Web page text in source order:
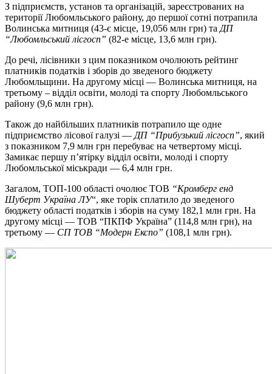
З підприємств, установ та організацій, зареєстрованих на
території Любомльського району, до першої сотні потрапила
Волинська митниця (43-є місце, 19,056 млн грн) та ДП
“Любомльський лісгосп” (82-е місце, 13,6 млн грн).
До речі, лісівники з цим показником очолюють рейтинг
платників податків і зборів до зведеного бюджету
Любомльщини. На другому місці — Волинська митниця, на
третьому – відділ освіти, молоді та спорту Любомльського
району (9,6 млн грн).
Також до найбільших платників потрапило ще одне
підприємство лісової галузі — ДП “Прибузький лісгосп”, який
з показником 7,9 млн грн перебуває на четвертому місці.
Замикає першу п’ятірку відділ освіти, молоді і спорту
Любомльської міськради — 6,4 млн грн.
Загалом, ТОП-100 області очолює ТОВ “Кромберг енд
Шуберт Україна ЛУ“, яке торік сплатило до зведеного
бюджету області податків і зборів на суму 182,1 млн грн. На
другому місці — ТОВ “ПКПФ Україна” (114,8 млн грн), на
третьому — СП ТОВ “Модерн Експо” (108,1 млн грн).